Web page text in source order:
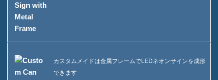
カスタムメイドは金属フレームでLEDネオンサインを成形
できます